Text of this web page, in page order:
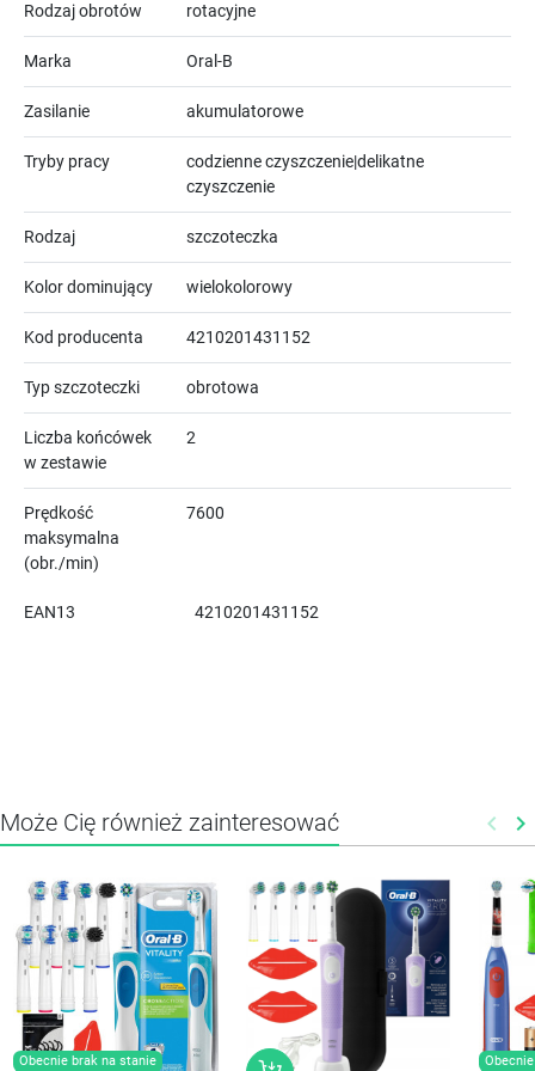
Rodzaj obrotów rotacyjne
Marka Oral-B
Zasilanie akumulatorowe
Tryby pracy
codzienne czyszczenie|delikatne
czyszczenie
Rodzaj szczoteczka
Kolor dominujący wielokolorowy
Kod producenta 4210201431152
Typ szczoteczki obrotowa
Liczba końcówek
w zestawie
2
Prędkość
maksymalna
(obr./min)
7600
EAN13 4210201431152
Może Cię również zainteresować keyboard_arrow_left keyboard_arrow_right
Obecnie brak na stanie